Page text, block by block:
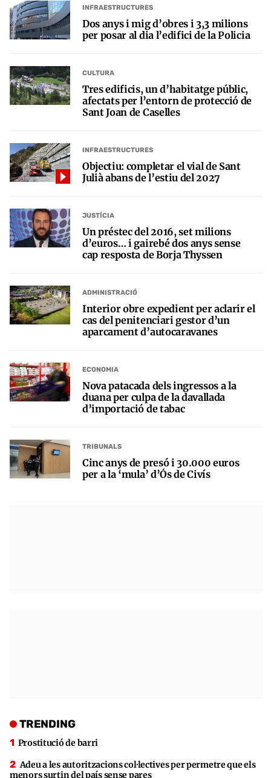
INFRAESTRUCTURES
Dos anys i mig d’obres i 3,3 milions
per posar al dia l’edifici de la Policia
CULTURA
Tres edificis, un d’habitatge públic,
afectats per l’entorn de protecció de
Sant Joan de Caselles
INFRAESTRUCTURES
Objectiu: completar el vial de Sant
Julià abans de l’estiu del 2027
JUSTÍCIA
Un préstec del 2016, set milions
d’euros… i gairebé dos anys sense
cap resposta de Borja Thyssen
ADMINISTRACIÓ
Interior obre expedient per aclarir el
cas del penitenciari gestor d’un
aparcament d’autocaravanes
ECONOMIA
Nova patacada dels ingressos a la
duana per culpa de la davallada
d’importació de tabac
TRIBUNALS
Cinc anys de presó i 30.000 euros
per a la ‘mula’ d’Ós de Civís
TRENDING
Prostitució de barri
Adeu a les autoritzacions col·lectives per permetre que els
menors surtin del país sense pares